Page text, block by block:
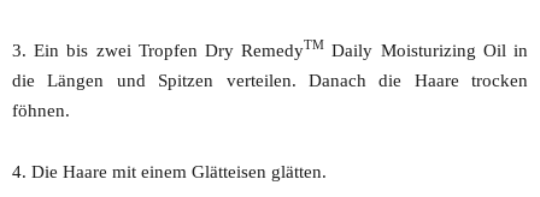
3. Ein bis zwei Tropfen Dry RemedyTM Daily Moisturizing Oil in
die Längen und Spitzen verteilen. Danach die Haare trocken
föhnen.
4. Die Haare mit einem Glätteisen glätten.